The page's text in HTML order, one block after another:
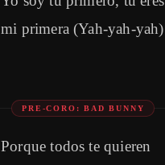
mi primera (Yah-yah-yah)
PRE-CORO: BAD BUNNY
Porque todos te quieren